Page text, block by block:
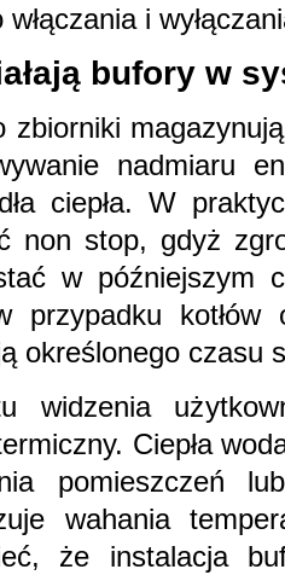
i
bufory w
zbiorniki
nadmiaru
ciepła. W
non stop, gdyż
w późniejszym
przypadku kotłów
określonego czasu
widzenia
Ciepła
pomieszczeń
wahania
że instalacja